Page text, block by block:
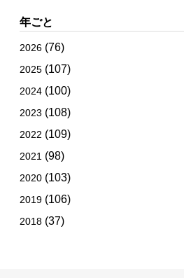
年ごと
2026 (76)
2025 (107)
2024 (100)
2023 (108)
2022 (109)
2021 (98)
2020 (103)
2019 (106)
2018 (37)